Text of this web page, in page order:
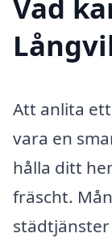
Att anlita ett
vara en
hålla ditt
fräscht.